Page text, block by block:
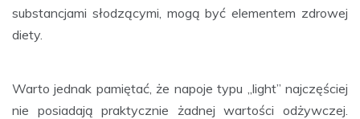
substancjami słodzącymi, mogą być elementem zdrowej
diety.
Warto jednak pamiętać, że napoje typu „light” najczęściej
nie posiadają praktycznie żadnej wartości odżywczej.